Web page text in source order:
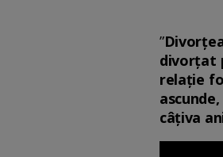
”
divorțat
relație
câțiva